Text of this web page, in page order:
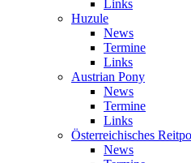
Links
Huzule
News
Termine
Links
Austrian Pony
News
Termine
Links
Österreichisches
News